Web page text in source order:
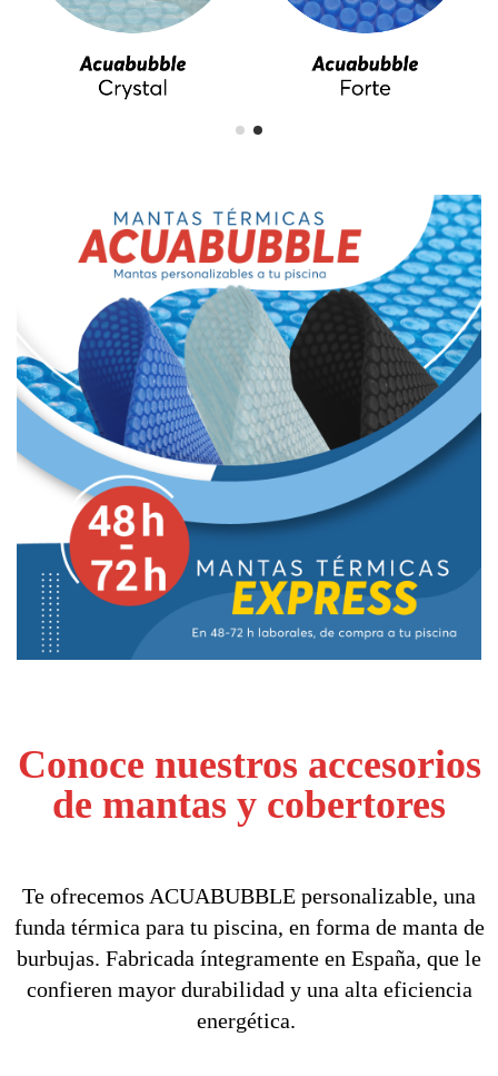
Conoce nuestros accesorios
de mantas y cobertores
Te ofrecemos ACUABUBBLE personalizable, una
funda térmica para tu piscina, en forma de manta de
burbujas. Fabricada íntegramente en España, que le
confieren mayor durabilidad y una alta eficiencia
energética.